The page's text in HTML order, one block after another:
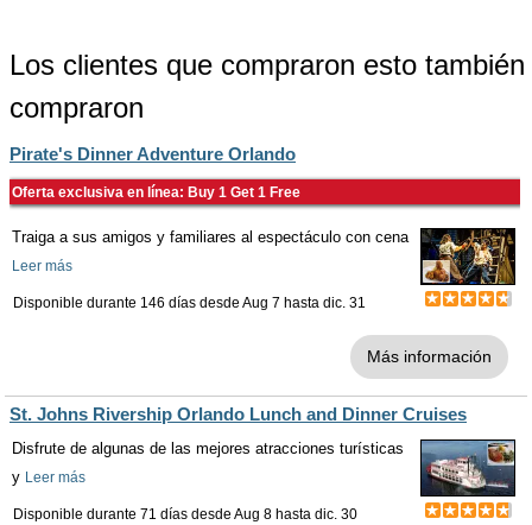
Los clientes que compraron esto también
compraron
Pirate's Dinner Adventure Orlando
Oferta exclusiva en línea: Buy 1 Get 1 Free
Traiga a sus amigos y familiares al espectáculo con cena
Leer más
Disponible durante 146 días desde Aug 7 hasta dic. 31
Más información
St. Johns Rivership Orlando Lunch and Dinner Cruises
Disfrute de algunas de las mejores atracciones turísticas
y Leer más
Disponible durante 71 días desde Aug 8 hasta dic. 30